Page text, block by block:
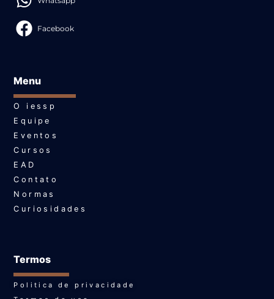
Facebook
Menu
O iessp
Equipe
Eventos
Cursos
EAD
Contato
Normas
Curiosidades
Termos
Politica de privacidade